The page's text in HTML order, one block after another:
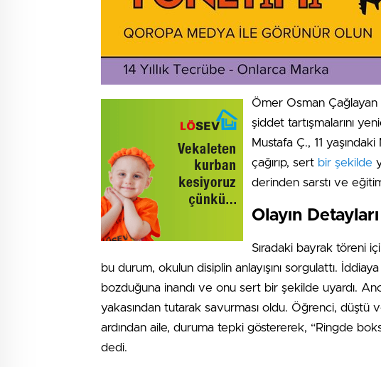
Ömer Osman
şiddet tartışmalarını
Mustafa Ç., 11
çağırıp, sert bir şekilde
derinden sarstı ve
Olayın
Sıradaki bayrak töreni
bu durum, okulun disiplin anlayışını sorgulattı.
bozduğuna inandı ve onu sert bir şekilde uyardı.
yakasından tutarak savurması oldu. Öğrenci, düştü
ardından aile, duruma tepki göstererek, “Ringde
dedi.